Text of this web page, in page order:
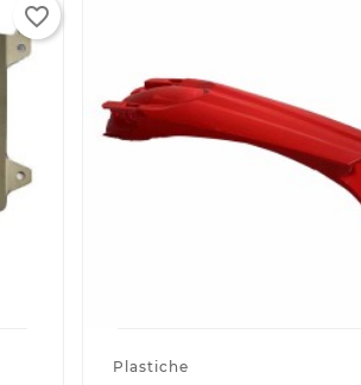
favorite_border
Plastiche